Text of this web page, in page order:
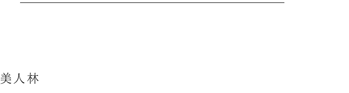
美人林